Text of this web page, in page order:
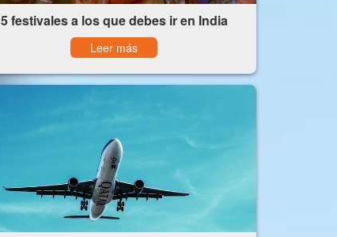
5 festivales a los que debes ir en India
Leer más